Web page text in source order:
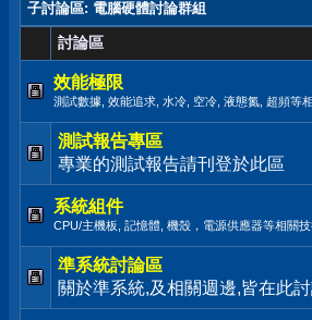
子討論區: 電腦硬體討論群組
討論區
效能極限
測試數據, 效能追求, 水冷, 空冷, 液態氮, 超頻等
測試報告專區
專業的測試報告請刊登於此區
系統組件
CPU/主機板, 記憶體, 機殼，電源供應器等相關
準系統討論區
關於準系統,及相關週邊,皆在此